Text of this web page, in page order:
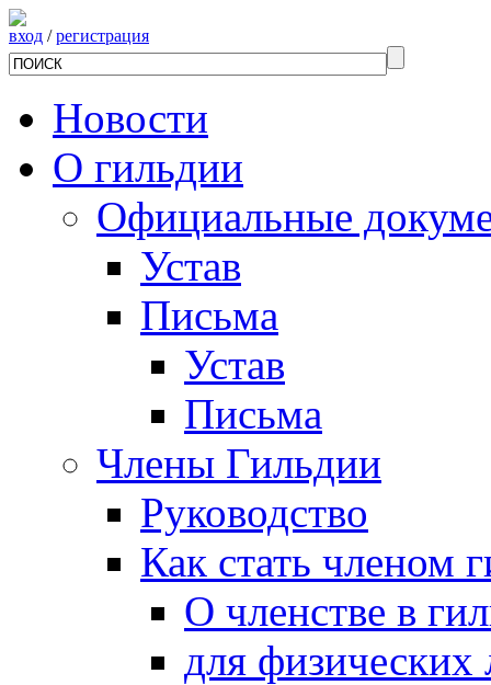
вход /регистрация
Новости
О гильдии
Официальные
Устав
Письма
Устав
Письма
Члены Гильдии
Руководство
Как стать членом
О членстве в
для физических